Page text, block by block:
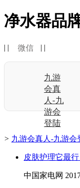
净水器品
| | 微信 | |
九游
会真
人-九
游会
登陆
> 九游会真人-九游会
皮肤护理它最
中国家电网